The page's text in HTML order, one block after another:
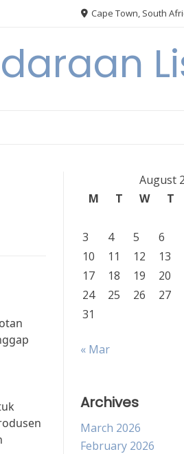
Cape Town, South
August
M
T W T
3
4 5 6
10
11 12 13
17
18 19 20
24
25 26 27
31
« Mar
Archives
March 2026
February 2026